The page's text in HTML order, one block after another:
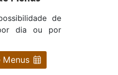
de
dia ou por
Menus